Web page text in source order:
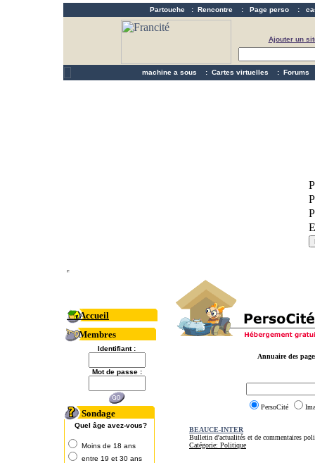
Partouche : Rencontre : Page perso :
Ajouter un
machine a sous : Cartes virtuelles : Forums
Accueil
Membres
Identifiant :
Mot de passe :
Sondage
Quel âge avez-vous?
Moins de 18 ans
entre 19 et 30 ans
Annuaire des
PersoCité
BEAUCE-INTER
Bulletin d'actualités et de commentaires
Catégorie: Politique